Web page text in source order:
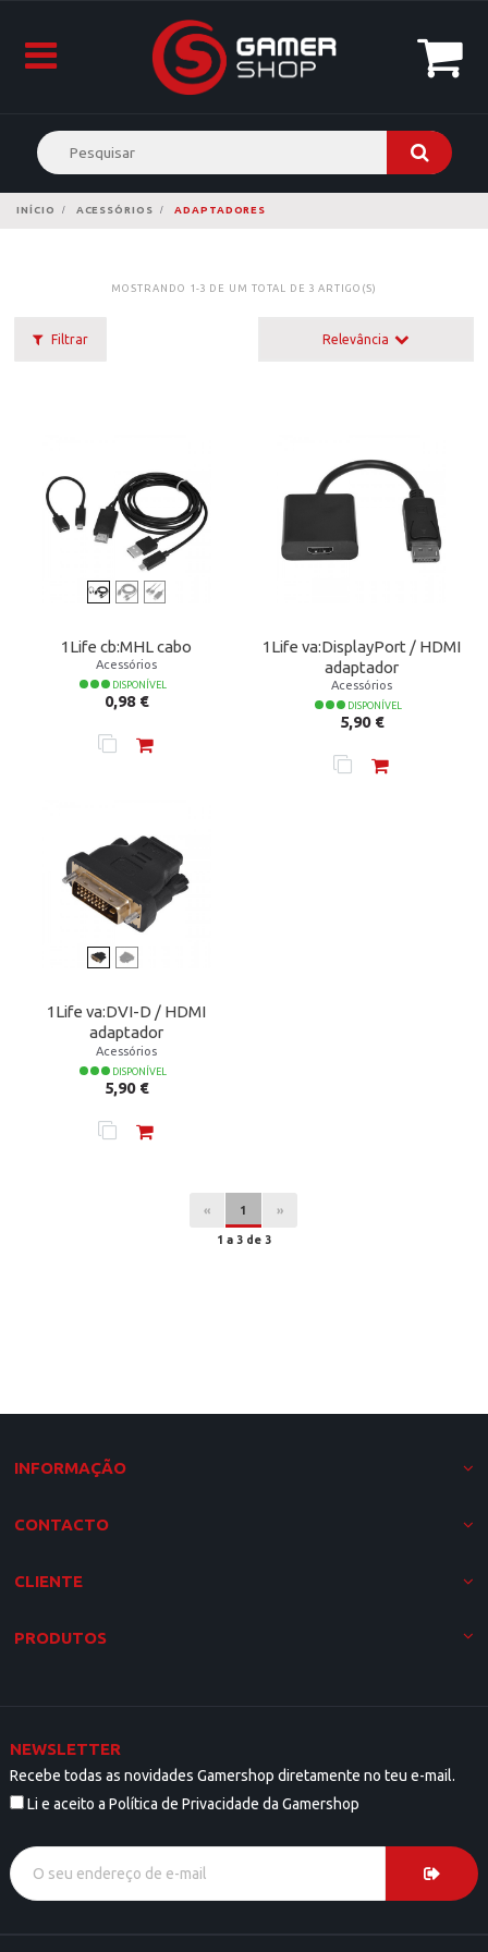
INÍCIO ACESSÓRIOS ADAPTADORES
1Life cb:MHL cabo
Acessórios
DISPONÍVEL
Preço
0,98 €
1Life va:DisplayPort / HDMI
adaptador
Acessórios
DISPONÍVEL
Preço
5,90 €
1Life va:DVI-D / HDMI
adaptador
Acessórios
DISPONÍVEL
Preço
5,90 €
« 1 »
1 a 3 de 3
Filtrar
MOSTRANDO 1-3 DE UM TOTAL DE 3 ARTIGO(S)
INFORMAÇÃO
CONTACTO
CLIENTE
PRODUTOS
NEWSLETTER
Recebe todas as novidades Gamershop diretamente no teu e-mail.
Li e aceito a Política de Privacidade da Gamershop